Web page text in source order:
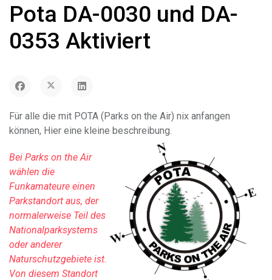
Pota DA-0030 und DA-
0353 Aktiviert
Für alle die mit POTA (Parks on the Air) nix anfangen
können, Hier eine kleine beschreibung.
Bei Parks on the Air
wählen die
Funkamateure einen
Parkstandort aus, der
normalerweise Teil des
Nationalparksystems
oder anderer
Naturschutzgebiete ist.
Von diesem Standort